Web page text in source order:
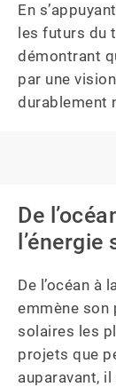
En
les futurs du
démontrant
par une
durablement
De
De l’océan à
emmène son
solaires les
projets que
auparavant,